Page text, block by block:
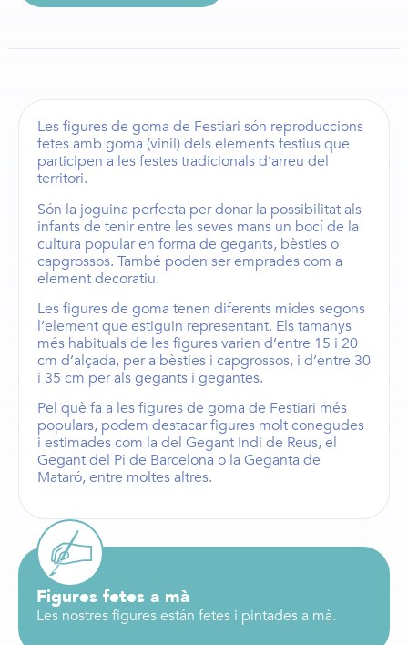
Lesfigures de goma de Festiari són reproduccions
fetes amb goma (vinil) dels elements festius que
participen a les festes tradicionals d’arreu del
territori.
Són la joguina perfecta per donar la possibilitat als
infants de tenir entre les seves mans un bocí de la
cultura popular en forma de gegants, bèstieso
capgrossos. També poden ser emprades com a
element decoratiu.
Lesfigures de goma tenen diferents mides segons
l’element que estiguin representant. Elstamanys
més habituals de les figuresvarien d’entre 15 i 20
cm d’alçada, per a bèsties i capgrossos, i d’entre 30
i 35 cm per alsgegants i gegantes.
Pel què fa a les figures de goma de Festiari més
populars, podem destacar figures molt conegudes
i estimades com la del Gegant Indi de Reus, el
Gegant del Pi de Barcelona o la Geganta de
Mataró, entre moltes altres.
Figures fetes a mà
Les nostres figures están fetes i pintades a mà.